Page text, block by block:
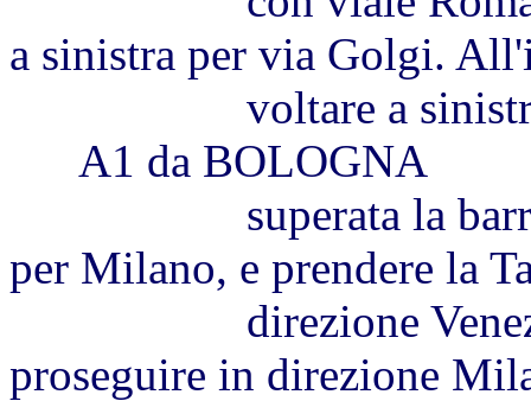
a sinistra per via Golgi.
voltare a sinistra
A1 da BOLOGNA
superata la barriera
per Milano, e prendere la
direzione Venezia.
proseguire in direzione